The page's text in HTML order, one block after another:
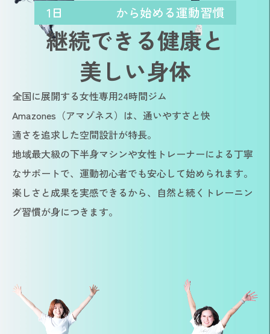
1日 から始める運動習慣
継続できる健康と
美しい身体
全国に展開する女性専用24時間ジム
Amazones（アマゾネス）は、通いやすさと快
適さを追求した空間設計が特長。
地域最大級の下半身マシンや女性トレーナーによる丁寧
なサポートで、運動初心者でも安心して始められます。
楽しさと成果を実感できるから、自然と続くトレーニン
グ習慣が身につきます。